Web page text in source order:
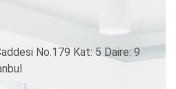
No.179 Kat: 5 Daire: 9